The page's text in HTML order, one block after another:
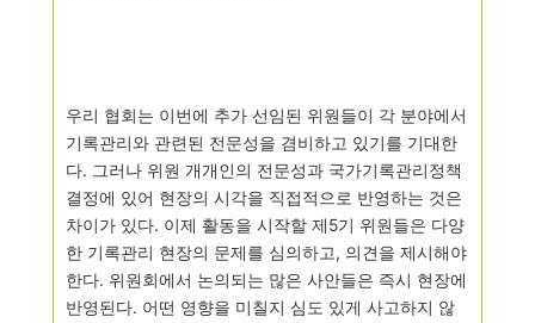
우리 협회는 이번에 추가 선임된 위원들이 각 분야에서
기록관리와 관련된 전문성을 겸비하고 있기를 기대한
다. 그러나 위원 개개인의 전문성과 국가기록관리정책
결정에 있어 현장의 시각을 직접적으로 반영하는 것은
차이가 있다. 이제 활동을 시작할 제5기 위원들은 다양
한 기록관리 현장의 문제를 심의하고, 의견을 제시해야
한다. 위원회에서 논의되는 많은 사안들은 즉시 현장에
반영된다. 어떤 영향을 미칠지 심도 있게 사고하지 않